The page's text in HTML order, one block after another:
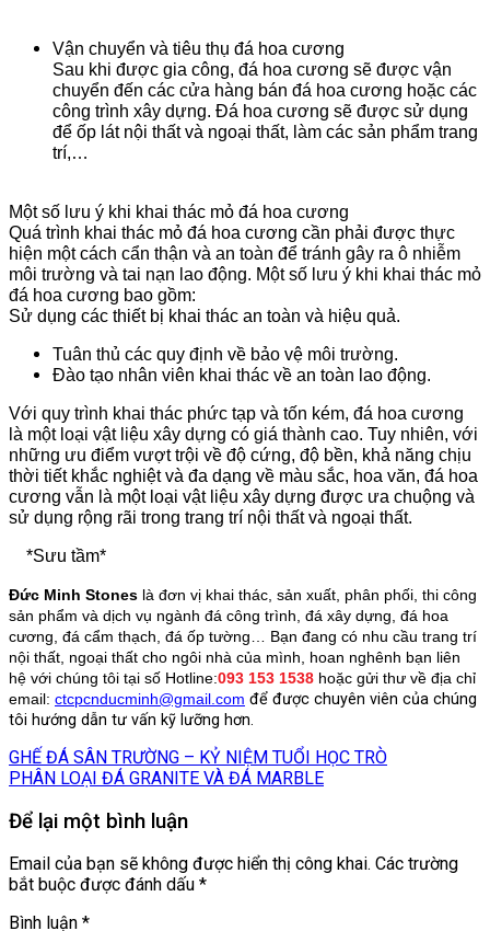
Vận chuyển và tiêu thụ đá hoa cương
Sau khi được gia công, đá hoa cương sẽ được vận
chuyển đến các cửa hàng bán đá hoa cương hoặc các
công trình xây dựng. Đá hoa cương sẽ được sử dụng
để ốp lát nội thất và ngoại thất, làm các sản phẩm trang
trí,…
Một số lưu ý khi khai thác mỏ đá hoa cương
Quá trình khai thác mỏ đá hoa cương cần phải được thực
hiện một cách cẩn thận và an toàn để tránh gây ra ô nhiễm
môi trường và tai nạn lao động. Một số lưu ý khi khai thác mỏ
đá hoa cương bao gồm:
Sử dụng các thiết bị khai thác an toàn và hiệu quả.
Tuân thủ các quy định về bảo vệ môi trường.
Đào tạo nhân viên khai thác về an toàn lao động.
Với quy trình khai thác phức tạp và tốn kém, đá hoa cương
là một loại vật liệu xây dựng có giá thành cao. Tuy nhiên, với
những ưu điểm vượt trội về độ cứng, độ bền, khả năng chịu
thời tiết khắc nghiệt và đa dạng về màu sắc, hoa văn, đá hoa
cương vẫn là một loại vật liệu xây dựng được ưa chuộng và
sử dụng rộng rãi trong trang trí nội thất và ngoại thất.
*Sưu tầm*
Đức Minh Stones là đơn vị khai thác, sản xuất, phân phối, thi công
sản phẩm và dịch vụ ngành đá công trình, đá xây dựng, đá hoa
cương, đá cẩm thạch, đá ốp tường… Bạn đang có nhu cầu trang trí
nội thất, ngoại thất cho ngôi nhà của mình, hoan nghênh bạn liên
hệ với chúng tôi tại số Hotline:093 153 1538 hoặc gửi thư về địa chỉ
email: ctcpcnducminh@gmail.com để được chuyên viên của chúng
tôi hướng dẫn tư vấn kỹ lưỡng hơn.
GHẾ ĐÁ SÂN TRƯỜNG – KỶ NIỆM TUỔI HỌC TRÒ
PHÂN LOẠI ĐÁ GRANITE VÀ ĐÁ MARBLE
Để lại một bình luận
Email của bạn sẽ không được hiển thị công khai. Các trường
bắt buộc được đánh dấu *
Bình luận *